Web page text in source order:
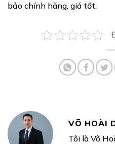
bảo chính hãng, giá tốt.
VÕ HOÀI
Tôi là Võ